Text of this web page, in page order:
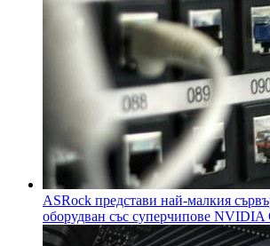
ASRock представи най-малкия
оборудван със суперчипове NVIDIA